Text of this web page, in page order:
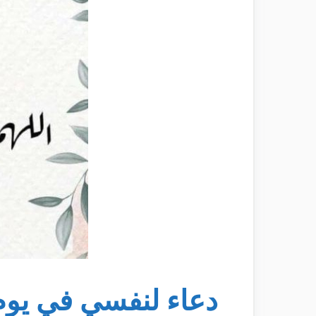
دعاء لنفسي في